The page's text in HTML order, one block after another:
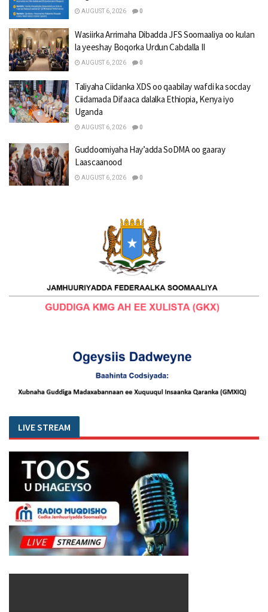
AUGUST 6, 2026 0
Wasiirka Arrimaha Dibadda JFS Soomaaliya oo kulan
la yeeshay Boqorka Urdun Cabdalla II
AUGUST 6, 2026 0
Taliyaha Ciidanka XDS oo qaabilay wafdi ka socday
Ciidamada Difaaca dalalka Ethiopia, Kenya iyo
Uganda
AUGUST 6, 2026 0
Guddoomiyaha Hay’adda SoDMA oo gaaray
Laascaanood
AUGUST 6, 2026 0
LIVE STREAM